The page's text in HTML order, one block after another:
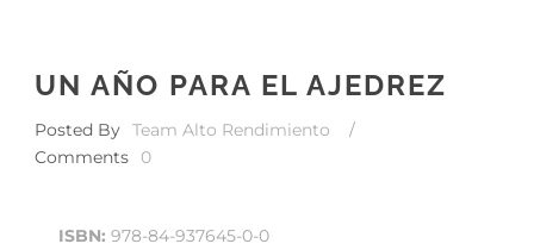
UN AÑO PARA EL AJEDREZ
Posted By Team Alto Rendimiento
/
Comments
0
ISBN: 978-84-937645-0-0